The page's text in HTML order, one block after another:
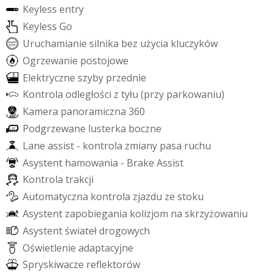
Keyless entry
Keyless Go
Uruchamianie silnika bez użycia kluczyków
Ogrzewanie postojowe
Elektryczne szyby przednie
Kontrola odległości z tyłu (przy parkowaniu)
Kamera panoramiczna 360
Podgrzewane lusterka boczne
Lane assist - kontrola zmiany pasa ruchu
Asystent hamowania - Brake Assist
Kontrola trakcji
Automatyczna kontrola zjazdu ze stoku
Asystent zapobiegania kolizjom na skrzyżowaniu
Asystent światełdrogowych
Oświetlenie adaptacyjne
Spryskiwacze refektorów